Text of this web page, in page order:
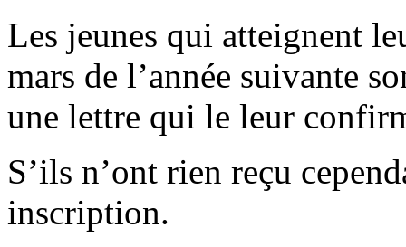
Les jeunes qui atteignent
mars de l’année suivante
une lettre qui le leur
S’ils n’ont rien reçu
inscription.